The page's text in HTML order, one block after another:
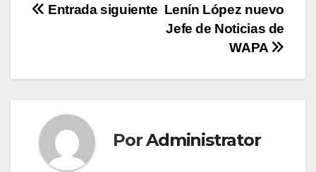
Navegación
entradas
Lenín López nuevo
Jefe de Noticias de
WAPA
Entrada siguiente
PorAdministrator